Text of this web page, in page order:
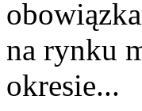
na rynku
okresie...